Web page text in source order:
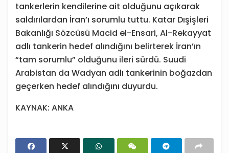
tankerlerin kendilerine ait olduğunu açıkarak
saldırılardan İran’ı sorumlu tuttu. Katar Dışişleri
Bakanlığı Sözcüsü Macid el-Ensari, Al-Rekayyat
adlı tankerin hedef alındığını belirterek İran’ın
“tam sorumlu” olduğunu ileri sürdü. Suudi
Arabistan da Wadyan adlı tankerinin boğazdan
geçerken hedef alındığını duyurdu.
KAYNAK: ANKA